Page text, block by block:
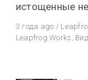
истощенные
3 года ago /
Leapfrog Works ,